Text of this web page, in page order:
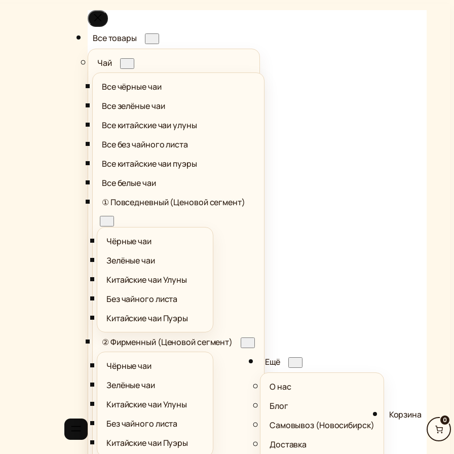
Все товары
Чай
Все чёрные чаи
Все зелёные чаи
Все китайские чаи улуны
Все без чайного листа
Все китайские чаи пуэры
Все белые чаи
① Повседневный (Ценовой сегмент)
Чёрные чаи
Зелёные чаи
Китайские чаи Улуны
Без чайного листа
Китайские чаи Пуэры
② Фирменный (Ценовой сегмент)
Чёрные чаи
Зелёные чаи
Китайские чаи Улуны
Без чайного листа
Китайские чаи Пуэры
Ещё
О нас
Блог
Самовывоз (Новосибирск)
Доставка
Корзина 0